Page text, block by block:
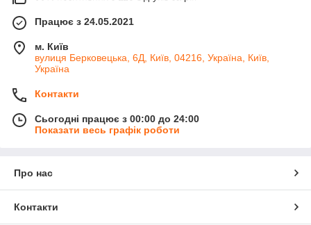
Працює з 24.05.2021
м. Київ
вулиця Берковецька, 6Д, Київ, 04216, Україна, Київ,
Україна
Контакти
Сьогодні працює з 00:00 до 24:00
Показати весь графік роботи
Про нас
Контакти